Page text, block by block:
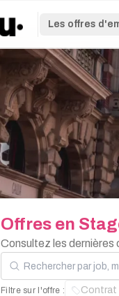
Les offres
Offres en
Consultez les dernières
Rechercher par job, mot-
Filtre sur l'offre : Contrat